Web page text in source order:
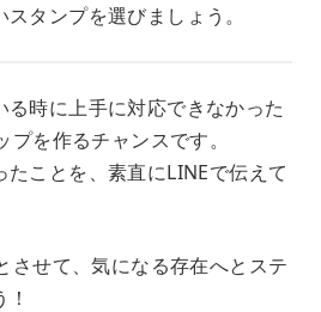
タンプを選びましょう。
時に上手に対応できなかった
を作るチャンスです。
ことを、素直にLINEで伝えて
させて、気になる存在へとステ